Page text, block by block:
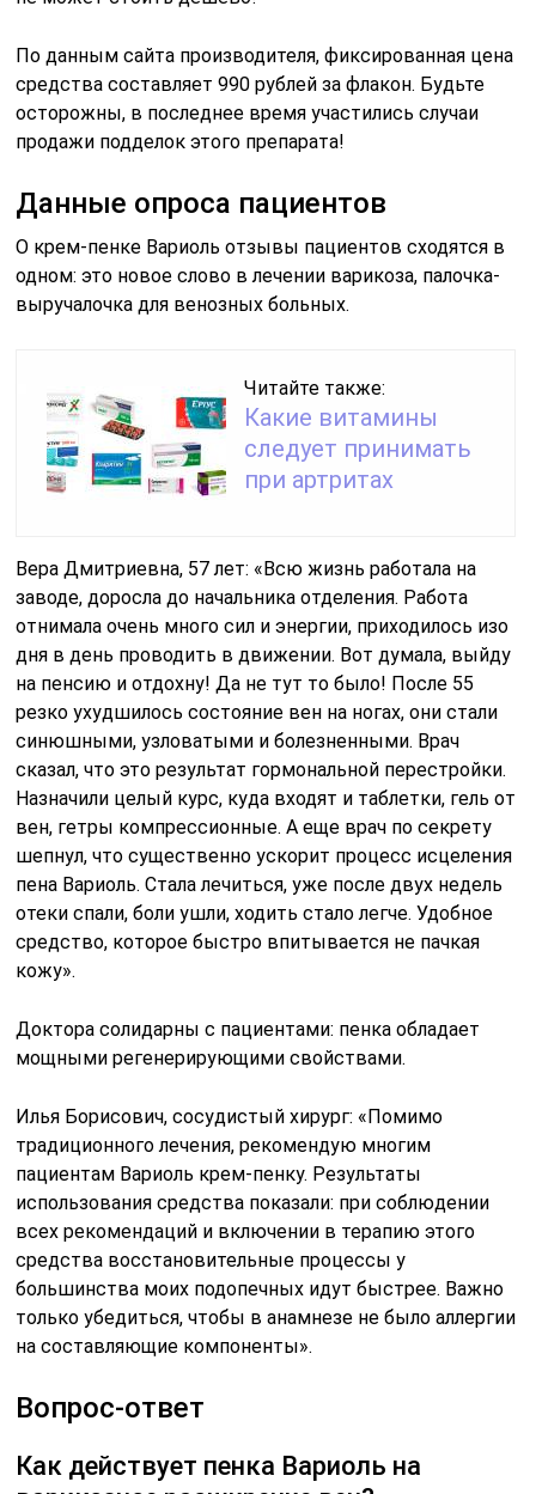
По данным сайта производителя, фиксированная цена
средства составляет 990 рублей за флакон. Будьте
осторожны, в последнее время участились случаи
продажи подделок этого препарата!
Данные опроса пациентов
О крем-пенке Вариоль отзывы пациентов сходятся в
одном: это новое слово в лечении варикоза, палочка-
выручалочка для венозных больных.
Читайте также:
Какие витамины
следует принимать
при артритах
Вера Дмитриевна, 57 лет: «Всю жизнь работала на
заводе, доросла до начальника отделения. Работа
отнимала очень много сил и энергии, приходилось изо
дня в день проводить в движении. Вот думала, выйду
на пенсию и отдохну! Да не тут то было! После 55
резко ухудшилось состояние вен на ногах, они стали
синюшными, узловатыми и болезненными. Врач
сказал, что это результат гормональной перестройки.
Назначили целый курс, куда входят и таблетки, гель от
вен, гетры компрессионные. А еще врач по секрету
шепнул, что существенно ускорит процесс исцеления
пена Вариоль. Стала лечиться, уже после двух недель
отеки спали, боли ушли, ходить стало легче. Удобное
средство, которое быстро впитывается не пачкая
кожу».
Доктора солидарны с пациентами: пенка обладает
мощными регенерирующими свойствами.
Илья Борисович, сосудистый хирург: «Помимо
традиционного лечения, рекомендую многим
пациентам Вариоль крем-пенку. Результаты
использования средства показали: при соблюдении
всех рекомендаций и включении в терапию этого
средства восстановительные процессы у
большинства моих подопечных идут быстрее. Важно
только убедиться, чтобы в анамнезе не было аллергии
на составляющие компоненты».
Вопрос-ответ
Как действует пенка Вариоль на